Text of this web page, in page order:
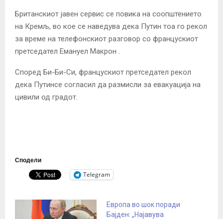
Британскиот јавен сервис се повика на соопштението
на Кремљ, во кое се наведува дека Путин тоа го рекол
за време на телефонскиот разговор со францускиот
претседател Емануел Макрон .
Според Би-Би-Си, францускиот претседател рекол
дека Путинсе согласил да размисли за евакуација на
цивили од градот.
Сподели
Telegram
Европа во шок поради
Бајден: „Најавува